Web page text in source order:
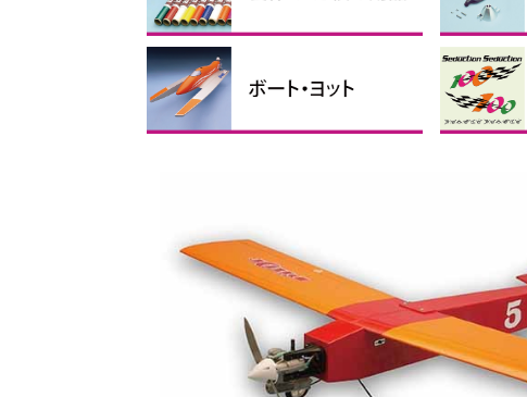
フィルム
リンケージパーツ
テープ、ビス・ナット、スポ
ンジ
接着剤・ケミカル製品 瞬間接着
その他の接
マイクロ
バルサ・ベニヤ
カーボン素材 スピン
折ペラ用
折ペラ
折ペラ